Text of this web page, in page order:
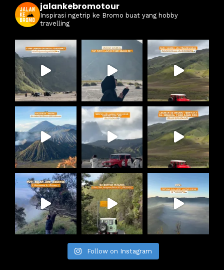
jalankebromotour
Inspirasi ngetrip ke Bromo buat yang hobby
travelling
Follow on Instagram